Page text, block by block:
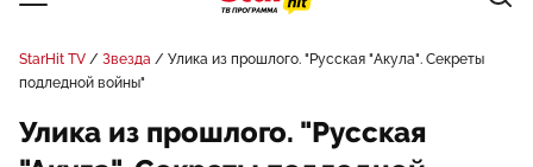
StarHit TV Звезда
Улика из прошлого. "Русская "Акула". Секреты
подледной войны"
Улика из прошлого. "Русская